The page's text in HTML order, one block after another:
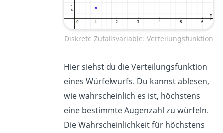
Diskrete Zufallsvariable: Verteilungsfunktion
Hier siehst du die Verteilungsfunktion
eines Würfelwurfs. Du kannst ablesen,
wie wahrscheinlich es ist, höchstens
eine bestimmte Augenzahl zu würfeln.
Die Wahrscheinlichkeit für höchstens